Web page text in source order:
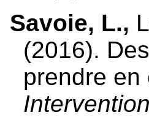
Savoie, L.,
(2016).
prendre
Intervention